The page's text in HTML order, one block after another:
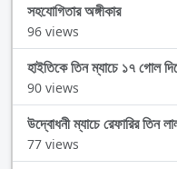
সহযোগিতার অঙ্গীকার
96 views
হাইতিকে তিন ম্যাচে ১৭ গোল
90 views
উদ্বোধনী ম্যাচে রেফারির তিন
77 views